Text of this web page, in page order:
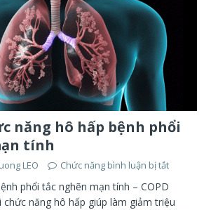
năng hô hấp bệnh phổi
tính
LEO Chức năng bình luận bị tắt
phổi tắc nghẽn mạn tính – COPD
năng hô hấp giúp làm giảm triệu